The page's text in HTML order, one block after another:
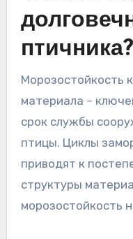
птичника?
Морозостойкость
материала –
срок службы
птицы. Циклы
приводят к
структуры
морозостойкость